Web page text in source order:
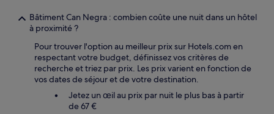
Bâtiment Can Negra : combien coûte une nuit dans un hôtel
à proximité ?
Pour trouver l'option au meilleur prix sur Hotels.com en
respectant votre budget, définissez vos critères de
recherche et triez par prix. Les prix varient en fonction de
vos dates de séjour et de votre destination.
Jetez un œil au prix par nuit le plus bas à partir
de 67 €